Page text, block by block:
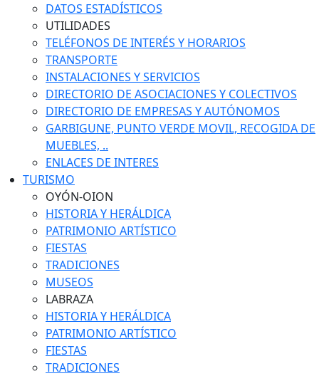
DATOS ESTADÍSTICOS
UTILIDADES
TELÉFONOS DE INTERÉS Y HORARIOS
TRANSPORTE
INSTALACIONES Y SERVICIOS
DIRECTORIO DE ASOCIACIONES Y COLECTIVOS
DIRECTORIO DE EMPRESAS Y AUTÓNOMOS
GARBIGUNE, PUNTO VERDE MOVIL, RECOGIDA DE
MUEBLES, ..
ENLACES DE INTERES
TURISMO
OYÓN-OION
HISTORIA Y HERÁLDICA
PATRIMONIO ARTÍSTICO
FIESTAS
TRADICIONES
MUSEOS
LABRAZA
HISTORIA Y HERÁLDICA
PATRIMONIO ARTÍSTICO
FIESTAS
TRADICIONES